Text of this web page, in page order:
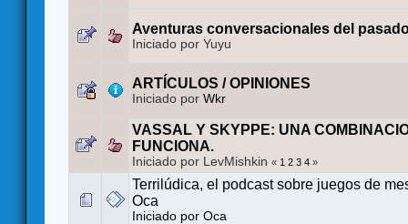
Aventuras conversacionales del
Iniciado por Yuyu
ARTÍCULOS / OPINIONES
Iniciado por Wkr
VASSAL Y SKYPPE: UNA
FUNCIONA.
Iniciado por LevMishkin « 1 2 3 4 »
Terrilúdica, el podcast sobre juegos de
Oca
Iniciado por Oca